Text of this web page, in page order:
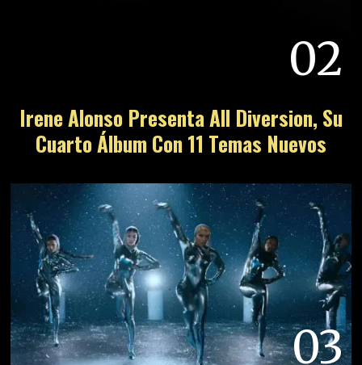
02
Irene Alonso Presenta All Diversion, Su
Cuarto Álbum Con 11 Temas Nuevos
03